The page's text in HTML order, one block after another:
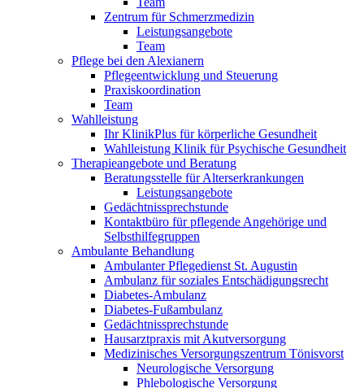
Zentrum für Schmerzmedizin
Leistungsangebote
Team
Pflege bei den Alexianern
Pflegeentwicklung und Steuerung
Praxiskoordination
Team
Wahlleistung
Ihr KlinikPlus für körperliche Gesundheit
Wahlleistung Klinik für Psychische Gesundheit
Therapieangebote und Beratung
Beratungsstelle für Alterserkrankungen
Leistungsangebote
Gedächtnissprechstunde
Kontaktbüro für pflegende Angehörige und
Selbsthilfegruppen
Ambulante Behandlung
Ambulanter Pflegedienst St. Augustin
Ambulanz für soziales Entschädigungsrecht
Diabetes-Ambulanz
Diabetes-Fußambulanz
Gedächtnissprechstunde
Hausarztpraxis mit Akutversorgung
Medizinisches Versorgungszentrum Tönisvorst
Neurologische Versorgung
Phlebologische Versorgung